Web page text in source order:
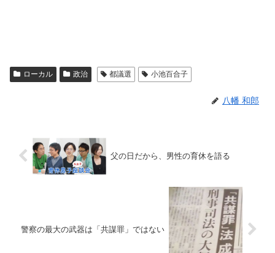
ローカル 政治 都議選 小池百合子
八幡 和郎
父の日だから、男性の育休を語る
警察の最大の武器は「共謀罪」ではない